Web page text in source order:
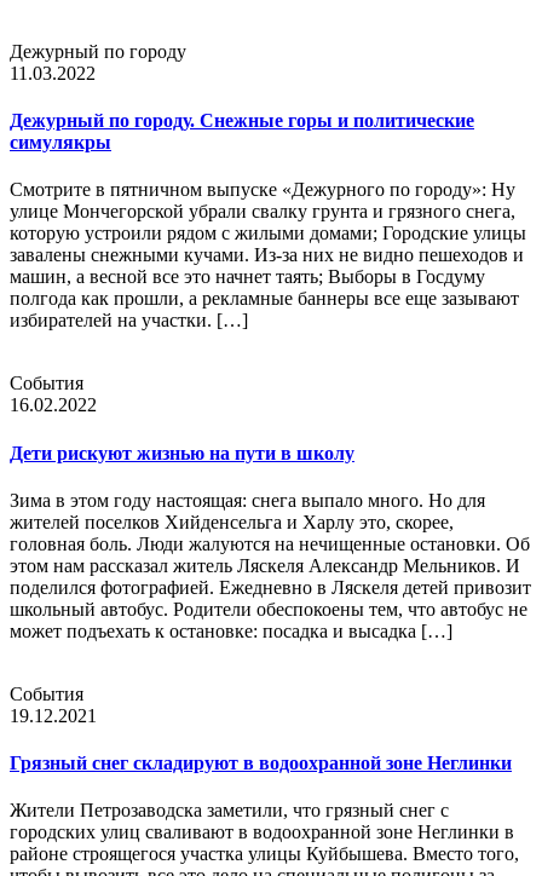
Дежурный по городу
11.03.2022
Дежурный по городу. Снежные горы и политические
симулякры
Смотрите в пятничном выпуске «Дежурного по городу»: Ну
улице Мончегорской убрали свалку грунта и грязного снега,
которую устроили рядом с жилыми домами; Городские улицы
завалены снежными кучами. Из-за них не видно пешеходов и
машин, а весной все это начнет таять; Выборы в Госдуму
полгода как прошли, а рекламные баннеры все еще зазывают
избирателей на участки. […]
События
16.02.2022
Дети рискуют жизнью на пути в школу
Зима в этом году настоящая: снега выпало много. Но для
жителей поселков Хийденсельга и Харлу это, скорее,
головная боль. Люди жалуются на нечищенные остановки. Об
этом нам рассказал житель Ляскеля Александр Мельников. И
поделился фотографией. Ежедневно в Ляскеля детей привозит
школьный автобус. Родители обеспокоены тем, что автобус не
может подъехать к остановке: посадка и высадка […]
События
19.12.2021
Грязный снег складируют в водоохранной зоне Неглинки
Жители Петрозаводска заметили, что грязный снег с
городских улиц сваливают в водоохранной зоне Неглинки в
районе строящегося участка улицы Куйбышева. Вместо того,